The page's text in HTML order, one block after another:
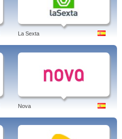
La Sexta
Nova